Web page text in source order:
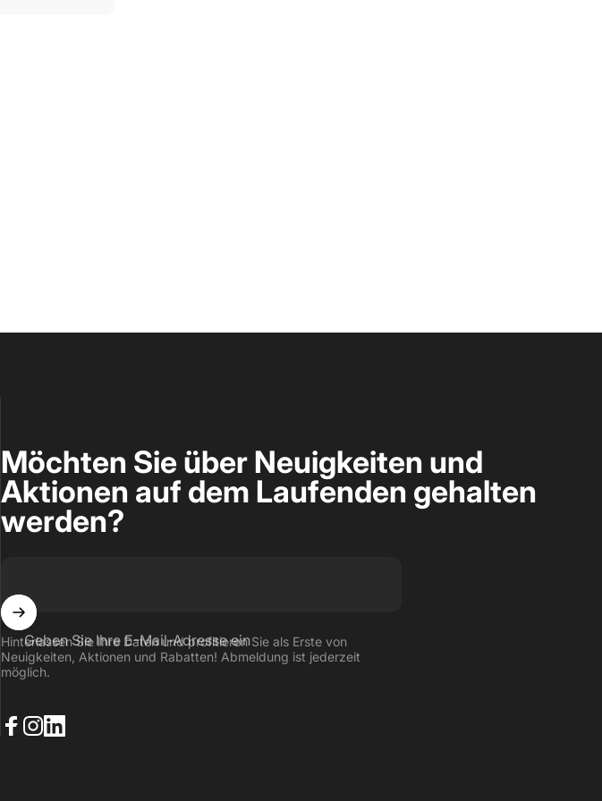
Möchten Sie über Neuigkeiten und
Aktionen auf dem Laufenden gehalten
werden?
Geben Sie Ihre E-Mail-Adresse ein
Hinterlassen Sie Ihre Daten und profitieren Sie als Erste von
Neuigkeiten, Aktionen und Rabatten! Abmeldung ist jederzeit
möglich.